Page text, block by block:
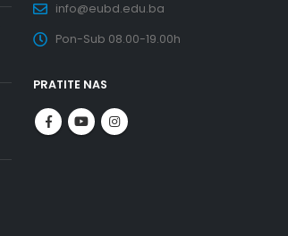
info@eubd.edu.ba
Pon-Sub 08.00-19.00h
PRATITE NAS